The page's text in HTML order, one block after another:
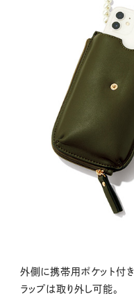
外側に携帯用ポケット付き
ラップは取り外し可能。